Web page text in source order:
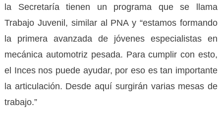
la Secretaría tienen un programa que se llama
Trabajo Juvenil, similar al PNA y “estamos formando
la primera avanzada de jóvenes especialistas en
mecánica automotriz pesada. Para cumplir con esto,
el Inces nos puede ayudar, por eso es tan importante
la articulación. Desde aquí surgirán varias mesas de
trabajo.”